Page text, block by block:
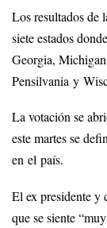
Los resultados de
siete estados
Georgia,
Pensilvania y
La votación se
este martes se
en el país.
El ex presidente y
que se siente